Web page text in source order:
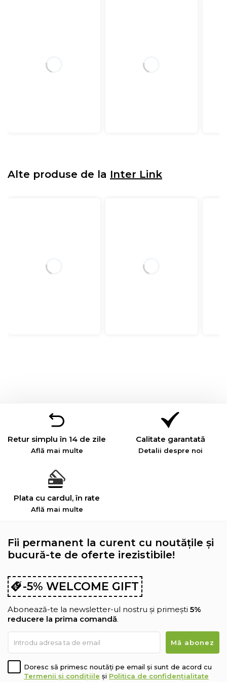
Alte produse de la Inter Link
Retur simplu în 14 de zile
Află mai multe
Calitate garantată
Detalii despre noi
Plata cu cardul, în rate
Află mai multe
Fii permanent la curent cu noutățile și
bucură-te de oferte irezistibile!
-5% WELCOME GIFT
Abonează-te la newsletter-ul nostru și primești 5%
reducere la prima comandă.
Doresc să primesc noutăți pe email și sunt de acord cu
Termenii și condițiile și Politica de confidențialitate